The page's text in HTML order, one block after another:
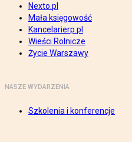
Nexto.pl
Mała księgowość
Kancelarierp.pl
Wieści Rolnicze
Życie Warszawy
NASZE WYDARZENIA
Szkolenia i konferencje